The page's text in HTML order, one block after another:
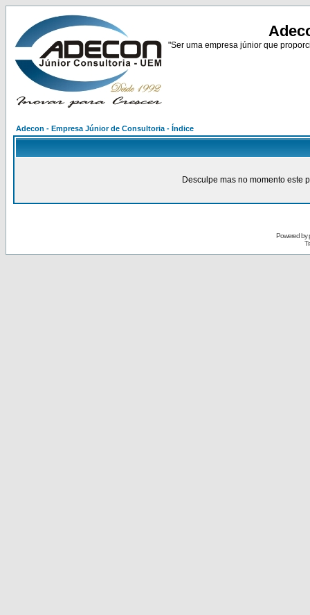
"Ser uma empresa júnior que
Adecon - Empresa Júnior de Consultoria - Índice
Desculpe mas no momento este
Powered by